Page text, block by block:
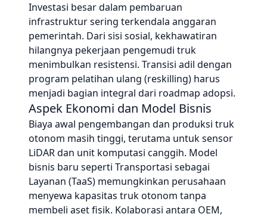
Investasi besar dalam pembaruan
infrastruktur sering terkendala anggaran
pemerintah. Dari sisi sosial, kekhawatiran
hilangnya pekerjaan pengemudi truk
menimbulkan resistensi. Transisi adil dengan
program pelatihan ulang (reskilling) harus
menjadi bagian integral dari roadmap adopsi.
Aspek Ekonomi dan Model Bisnis
Biaya awal pengembangan dan produksi truk
otonom masih tinggi, terutama untuk sensor
LiDAR dan unit komputasi canggih. Model
bisnis baru seperti Transportasi sebagai
Layanan (TaaS) memungkinkan perusahaan
menyewa kapasitas truk otonom tanpa
membeli aset fisik. Kolaborasi antara OEM,